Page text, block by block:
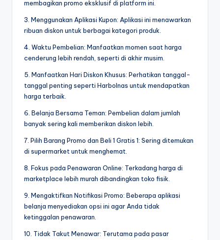
membagikan promo eksklusif di platform ini.
3. Menggunakan Aplikasi Kupon: Aplikasi ini menawarkan
ribuan diskon untuk berbagai kategori produk.
4. Waktu Pembelian: Manfaatkan momen saat harga
cenderung lebih rendah, seperti di akhir musim.
5. Manfaatkan Hari Diskon Khusus: Perhatikan tanggal-
tanggal penting seperti Harbolnas untuk mendapatkan
harga terbaik.
6. Belanja Bersama Teman: Pembelian dalam jumlah
banyak sering kali memberikan diskon lebih.
7. Pilih Barang Promo dan Beli 1 Gratis 1: Sering ditemukan
di supermarket untuk menghemat.
8. Fokus pada Penawaran Online: Terkadang harga di
marketplace lebih murah dibandingkan toko fisik.
9. Mengaktifkan Notifikasi Promo: Beberapa aplikasi
belanja menyediakan opsi ini agar Anda tidak
ketinggalan penawaran.
10. Tidak Takut Menawar: Terutama pada pasar